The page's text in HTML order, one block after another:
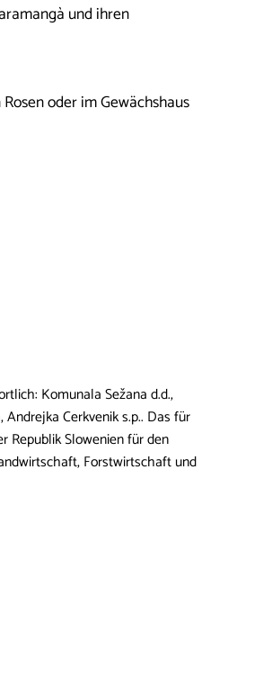
und ihren
oder im Gewächshaus
Komunala Sežana d.d.,
Cerkvenik s.p.. Das für
Republik Slowenien für den
Forstwirtschaft und